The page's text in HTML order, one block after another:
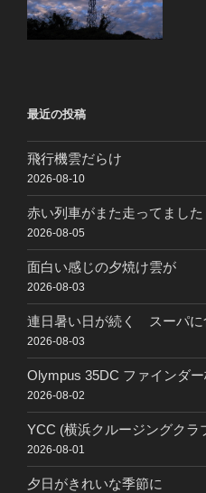
最近の投稿
飛行機雲だらけ
2026-08-10
赤い列車がまた走ってました
2026-08-05
面白い感じの夕焼け雲が
2026-08-03
連日暑い日が続く スーパに
2026-08-03
Olympus 35DC ファインダ
2026-08-02
YCC (横浜クルージングクラ
2026-08-01
夕日がきれいな季節に